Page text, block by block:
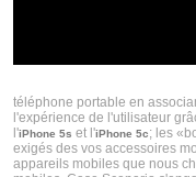
téléphone portable en
l'expérience de l'utilisateur
l'iPhone 5s et l'iPhone 5c; les
exigés des vos accessoires
appareils mobiles que nous